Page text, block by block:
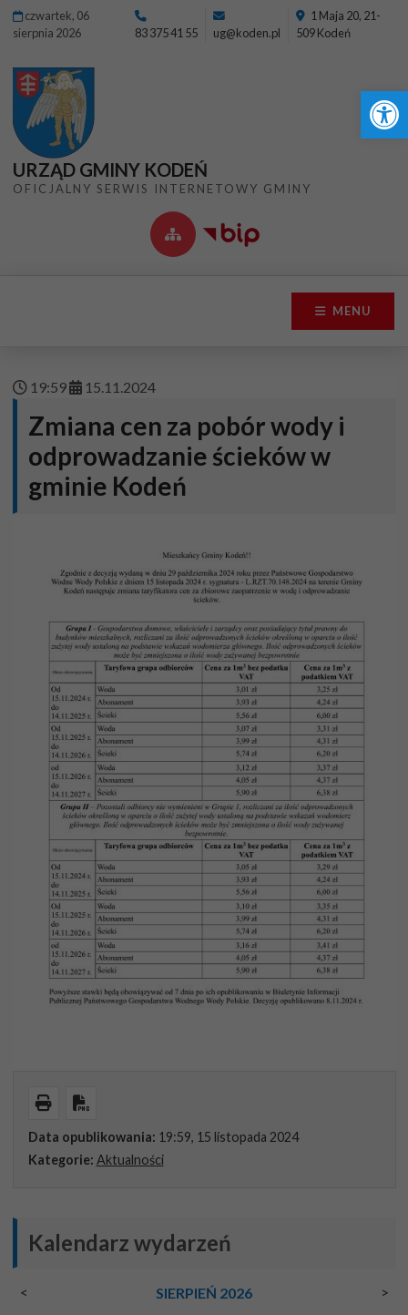
czwartek, 06
sierpnia 2026
83 375 41 55 ug@koden.pl
1 Maja 20, 21-
509 Kodeń
URZĄD GMINY KODEŃ
OFICJALNY SERWIS INTERNETOWY GMINY
MENU
19:59 15.11 .2024
Zmiana cen za pobór wody i
odprowadzanie ścieków w
gminie Kodeń
WydrukujPobierz PDF
Data opublikowania: 19:59, 15 listopada 2024
Kategorie: Aktualności
Kalendarz wydarzeń
SIERPIEŃ 2026
< >